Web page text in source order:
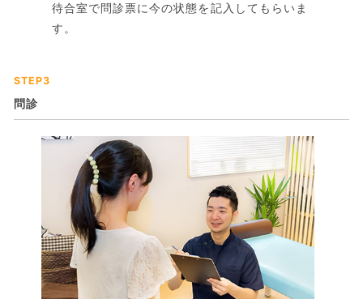
待合室で問診票に今の状態を記入してもらいま
す。
STEP3
問診